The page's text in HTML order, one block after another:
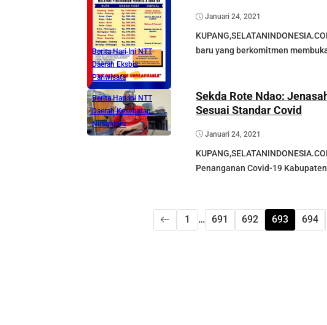
Berita Hari Ini NTT
Daerah Eksbis
Pariwisata
Januari 24, 2021
baru yang berkomitmen
Berita Hari Ini NTT
DaerahKesehatan
Nusantara
Sekda Rote Ndao:
Sesuai Standar Covid
Januari 24, 2021
Penanganan Covid-19
1 … 691 692 693 694